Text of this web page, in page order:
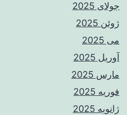
جولای 2025
ژوئن 2025
می 2025
آوریل 2025
مارس 2025
فوریه 2025
ژانویه 2025